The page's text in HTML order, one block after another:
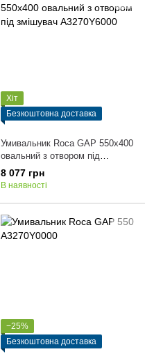
Хіт
Безкоштовна доставка
Умивальник Roca GAP 550x400
овальний з отвором пiд
змiшувач A3270Y6000
8 077 грн
В наявності
−25%
Безкоштовна доставка